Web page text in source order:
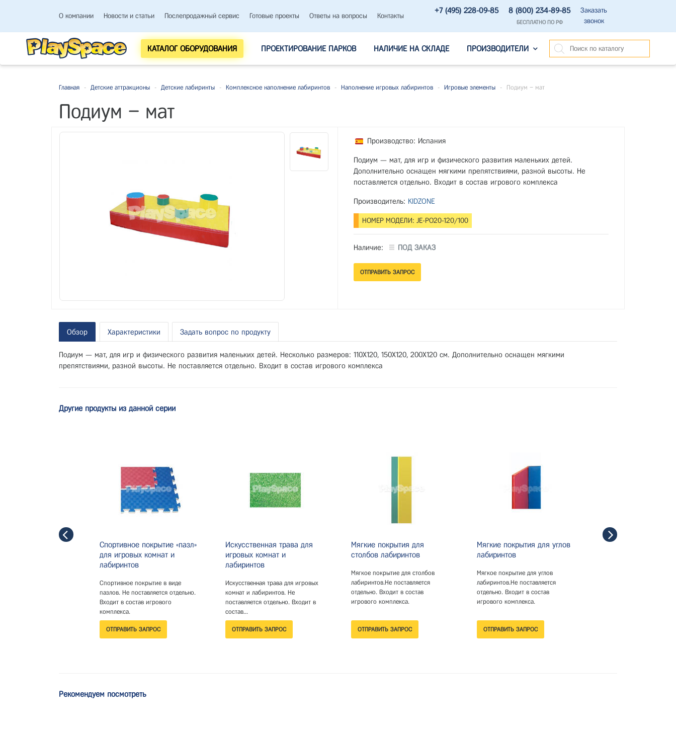
О компании Новости и статьи Послепродажный сервис Готовые проекты Ответы на вопросы Контакты
+7 (495) 228-09-85 8 (800) 234-89-85
БЕСПЛАТНО ПО РФ
Заказать
звонок
КАТАЛОГ ОБОРУДОВАНИЯ ПРОЕКТИРОВАНИЕ ПАРКОВ НАЛИЧИЕ НА СКЛАДЕ ПРОИЗВОДИТЕЛИ
Главная - Детские аттракционы - Детские лабиринты - Комплексное наполнение лабиринтов - Наполнение игровых лабиринтов - Игровые элементы - Подиум – мат
Подиум – мат
Производство: Испания
Подиум —​ мат, для игр и физического развития маленьких детей.
Дополнительно оснащен мягкими препятствиями, разной высоты. Не
поставляется отдельно. Входит в состав игрового комплекса
Производитель: KIDZONE
НОМЕР МОДЕЛИ: JE-PO20-120/100
Наличие: ПОД ЗАКАЗ
Обзор Характеристики Задать вопрос по продукту
Подиум — мат, для игр и физического развития маленьких детей. Несколько размеров: 110Х120, 150Х120, 200Х120 см. Дополнительно оснащен мягкими
препятствиями, разной высоты. Не поставляется отдельно. Входит в состав игрового комплекса
Другие продукты из данной серии
Спортивное покрытие «пазл»
для игровых комнат и
лабиринтов
Спортивное покрытие в виде
пазлов. Не поставляется отдельно.
Входит в состав игрового
комплекса.
Искусственная трава для
игровых комнат и
лабиринтов
Искусственная трава для игровых
комнат и лабиринтов. Не
поставляется отдельно. Входит в
состав...
Мягкие покрытия для
столбов лабиринтов
Мягкое покрытие для столбов
лабиринтов.Не поставляется
отдельно. Входит в состав
игрового комплекса.
Мягкие покрытия для углов
лабиринтов
Мягкое покрытие для углов
лабиринтов.Не поставляется
отдельно. Входит в состав
игрового комплекса.
Мягкие покрытия
Рекомендуем посмотреть